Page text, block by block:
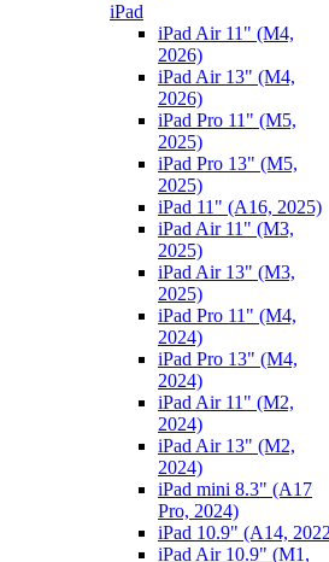
iPad
iPad Air 11" (M4,
2026)
iPad Air 13" (M4,
2026)
iPad Pro 11" (M5,
2025)
iPad Pro 13" (M5,
2025)
iPad 11" (A16, 2025)
iPad Air 11" (M3,
2025)
iPad Air 13" (M3,
2025)
iPad Pro 11" (M4,
2024)
iPad Pro 13" (M4,
2024)
iPad Air 11" (M2,
2024)
iPad Air 13" (M2,
2024)
iPad mini 8.3" (A17
Pro, 2024)
iPad 10.9" (A14,
iPad Air 10.9" (M1,